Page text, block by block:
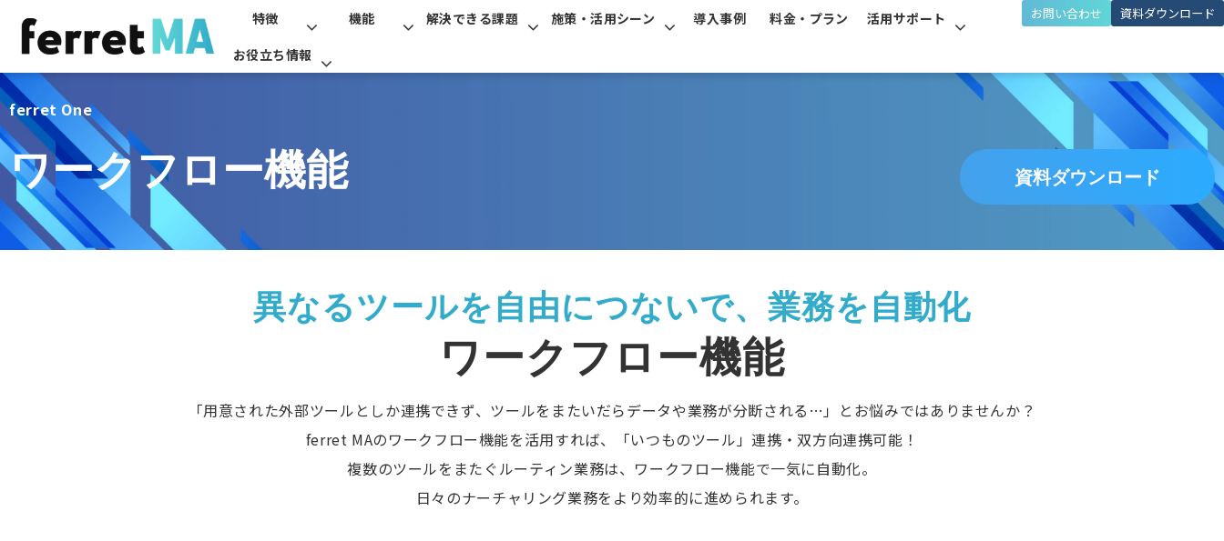
特徴 機能 解決できる課題 施策・活用シーン 導入事例 料金・プラン
活用サポート
お役立ち情報
お問い合わせ 資料ダウンロード
ferret One
ワークフロー機能 資料ダウンロード
異なるツールを自由につないで、業務を自動化
ワークフロー機能
「用意された外部ツールとしか連携できず、ツールをまたいだらデータや業務が分断される…」とお悩みではありませんか？
ferret MAのワークフロー機能を活用すれば、「いつものツール」連携・双方向連携可能！
複数のツールをまたぐルーティン業務は、ワークフロー機能で一気に自動化。
日々のナーチャリング業務をより効率的に進められます。